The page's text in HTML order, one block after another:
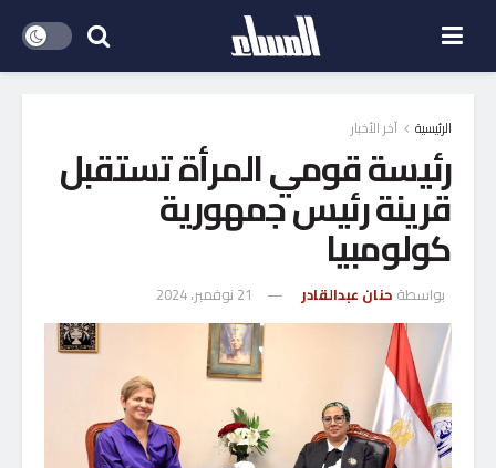
الرئيسية آخر الأخبار
رئيسة قومي المرأة تستقبل
قرينة رئيس جمهورية
كولومبيا
بواسطة حنان عبدالقادر 21 نوفمبر، 2024